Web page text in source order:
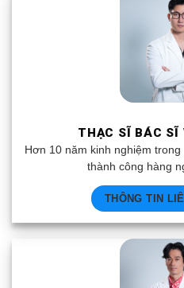
THẠC SĨ BÁC SĨ
Hơn 10 năm kinh nghiệm
thành công hàng
THÔNG TIN